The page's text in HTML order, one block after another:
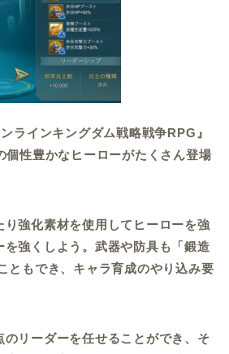
ラインキングダム戦略戦争RPG』
個性豊かなヒーローがたくさん登場
強化素材を使用してヒーローを強
強くしよう。武器や防具も「鍛造
ともでき、キャラ育成のやり込み要
リーダーを任せることができ、そ